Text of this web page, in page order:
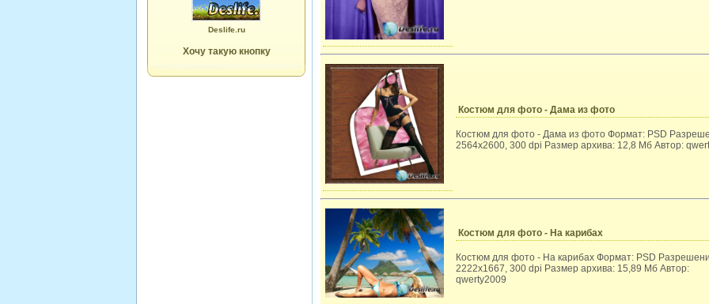
Deslife.ru
Хочу такую кнопку
Костюм для фото - Дама из фото
Костюм для фото - Дама из фото Формат: PSD
2564x2600, 300 dpi Размер архива: 12,8 Мб Автор:
Костюм для фото - На карибах
Костюм для фото - На карибах Формат: PSD
2222x1667, 300 dpi Размер архива: 15,89 Мб Автор:
qwerty2009